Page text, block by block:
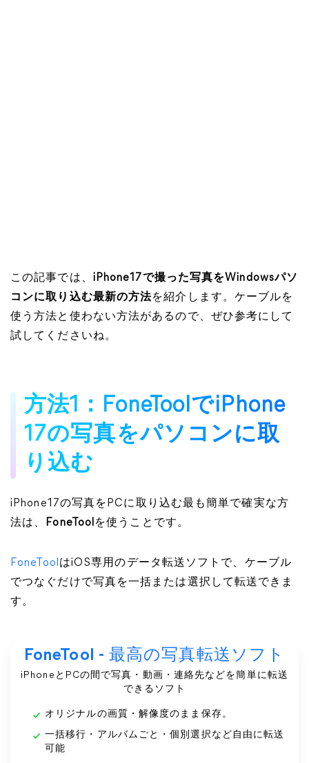
この記事では、 iPhone17で撮った写真をWindowsパソ
コンに取り込む最新の方法を紹介します。ケーブルを
使う方法と使わない方法があるので、ぜひ参考にして
試してくださいね。
方法1：FoneToolでiPhone
17の写真をパソコンに取
り込む
iPhone17の写真をPCに取り込む最も簡単で確実な方
法は、
FoneTool を使うことです。
FoneTool はiOS専用のデータ転送ソフトで、ケーブル
でつなぐだけで写真を一括または選択して転送できま
す。
FoneTool - 最高の写真転送ソフト
iPhoneとPCの間で写真・動画・連絡先などを簡単に転送
できるソフト
オリジナルの画質・解像度のまま保存。
一括移行・アルバムごと・個別選択など自由に転送
可能